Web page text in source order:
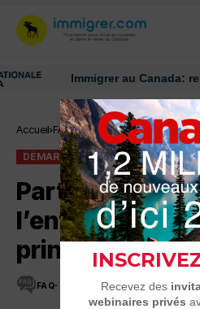
Immigrer au Canada:
Accueil FAQ Démarches Participation
requérant
DÉMARCHES FAQ
Participation
l’entrevue
principal
FAQ 1 MINUTES DE LECTURE 4.5K